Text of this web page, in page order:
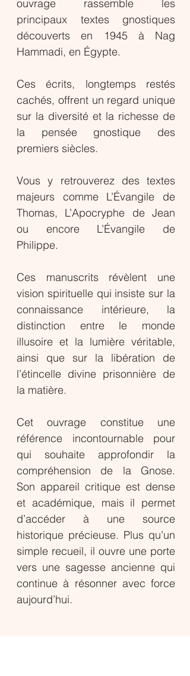
ouvrage rassemble les
principaux textes gnostiques
découverts en 1945 à Nag
Hammadi, en Égypte.
Ces écrits, longtemps restés
cachés, offrent un regard unique
sur la diversité et la richesse de
la pensée gnostique des
premiers siècles.
Vous y retrouverez des textes
majeurs comme L’Évangile de
Thomas, L’Apocryphe de Jean
ou encore L’Évangile de
Philippe.
Ces manuscrits révèlent une
vision spirituelle qui insiste sur la
connaissance intérieure, la
distinction entre le monde
illusoire et la lumière véritable,
ainsi que sur la libération de
l’étincelle divine prisonnière de
la matière.
Cet ouvrage constitue une
référence incontournable pour
qui souhaite approfondir la
compréhension de la Gnose.
Son appareil critique est dense
et académique, mais il permet
d’accéder à une source
historique précieuse. Plus qu’un
simple recueil, il ouvre une porte
vers une sagesse ancienne qui
continue à résonner avec force
aujourd’hui.